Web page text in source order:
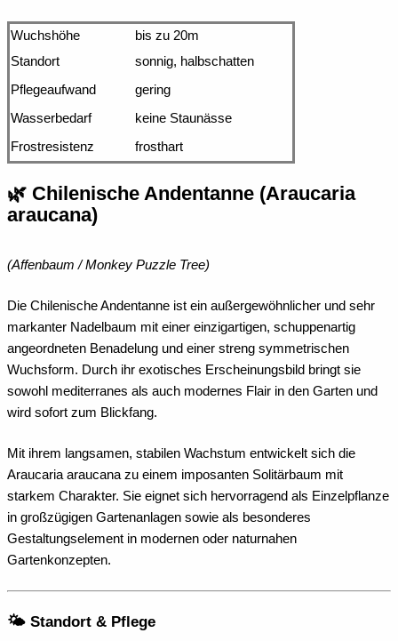
Wuchshöhe
bis zu 20m
Standort
sonnig, halbschatten
Pflegeaufwand
gering
Wasserbedarf
keine Staunässe
Frostresistenz
frosthart
🌿 Chilenische Andentanne (Araucaria
araucana)
(Affenbaum / Monkey Puzzle Tree)
Die Chilenische Andentanne ist ein außergewöhnlicher und sehr
markanter Nadelbaum mit einer einzigartigen, schuppenartig
angeordneten Benadelung und einer streng symmetrischen
Wuchsform. Durch ihr exotisches Erscheinungsbild bringt sie
sowohl mediterranes als auch modernes Flair in den Garten und
wird sofort zum Blickfang.
Mit ihrem langsamen, stabilen Wachstum entwickelt sich die
Araucaria araucana zu einem imposanten Solitärbaum mit
starkem Charakter. Sie eignet sich hervorragend als Einzelpflanze
in großzügigen Gartenanlagen sowie als besonderes
Gestaltungselement in modernen oder naturnahen
Gartenkonzepten.
🌤️ Standort & Pflege